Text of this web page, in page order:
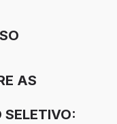
AS
SELETIVO: